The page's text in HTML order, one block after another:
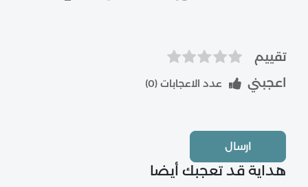
تقييم
اعجبني
عدد الاعجابات (0
)
ارسال
هداية قد تعجبك أيضا